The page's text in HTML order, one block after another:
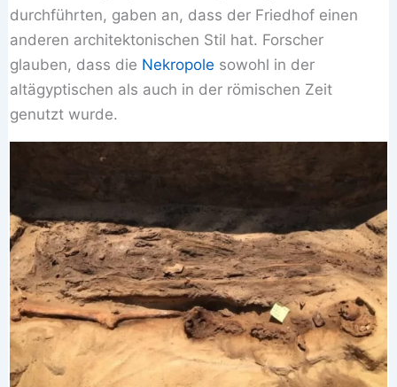
durchführten, gaben an, dass der Friedhof einen
anderen architektonischen Stil hat. Forscher
glauben, dass die Nekropole sowohl in der
altägyptischen als auch in der römischen Zeit
genutzt wurde.